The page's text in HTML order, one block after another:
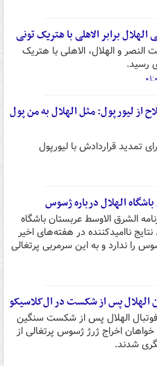
برابر الاهلی با هتریک تونی
و الهلال، الاهلی با هتریک
رسید.
از لیورپول: مثل الهلال به من پول
تمدید قراردادش با لیورپول
الهلال درباره ژسوس
الشرق الاوسط عربستان باشگاه
نتایج ناامیدکننده در هفته‌های اخیر
را ندارد و به این سرمربی پرتغالی
الهلال پس از شکست در ال‌کلاسیکو
فوتبال الهلال پس از شکست سنگین
خواهان اخراج ژرژ ژسوس پرتغالی از
شدند.